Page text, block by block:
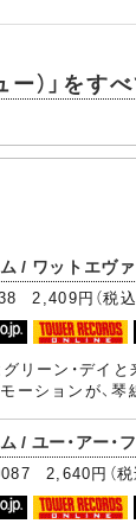
ー）」をす
/ ワットエヴァ
2,409円（税
リーン・デイ
ーションが、
/ ユー・アー・
2,640円（税